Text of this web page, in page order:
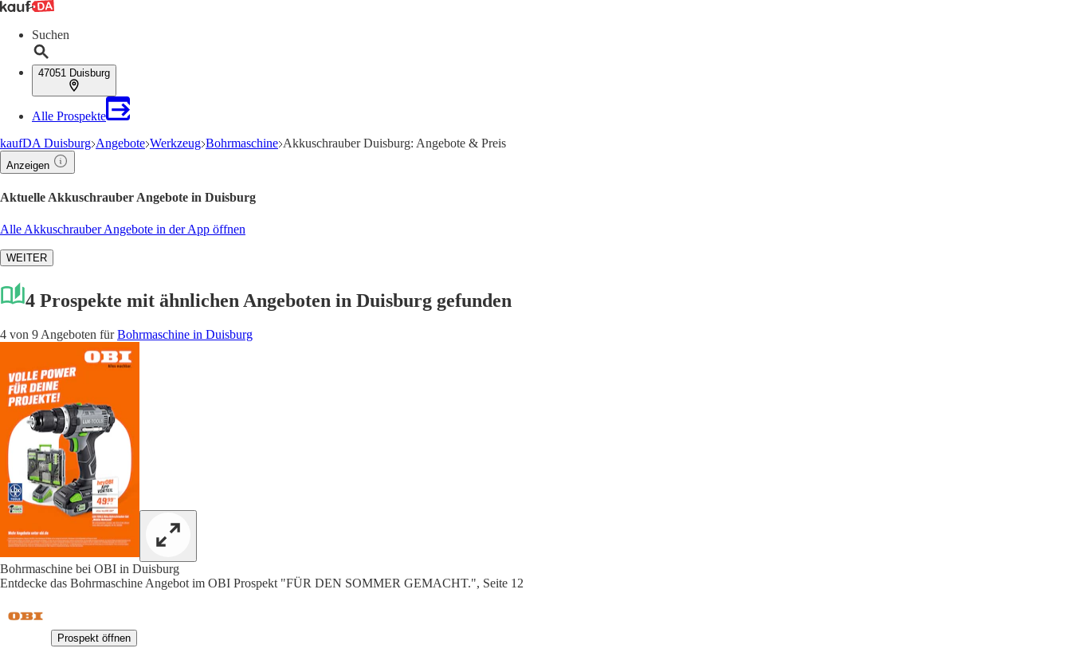
Suchen
47051 Duisburg
Alle Prospekte
kaufDA Duisburg Angebote Werkzeug Bohrmaschine Akkuschrauber Duisburg: Angebote & Preis
Anzeigen
Aktuelle Akkuschrauber Angebote in Duisburg
Alle Akkuschrauber Angebote in der App öffnen
WEITER
4 Prospekte mit ähnlichen Angeboten in Duisburg gefunden
4 von 9 Angeboten fürBohrmaschine in Duisburg
Bohrmaschine bei OBI in Duisburg
Entdecke das Bohrmaschine Angebot im OBI Prospekt "FÜR DEN SOMMER GEMACHT.", Seite 12
Prospekt öffnen